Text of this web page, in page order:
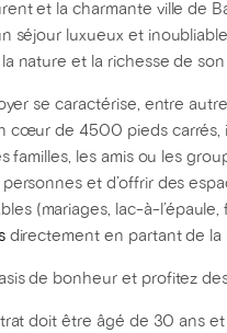
et la charmante ville de
séjour luxueux et
nature et la richesse de
se caractérise, entre
cœur de 4500 pieds carrés,
familles, les amis ou les
et d’offrir des
(mariages, lac-à-
directement en partant de la
de bonheur et profitez
doit être âgé de 30 ans et